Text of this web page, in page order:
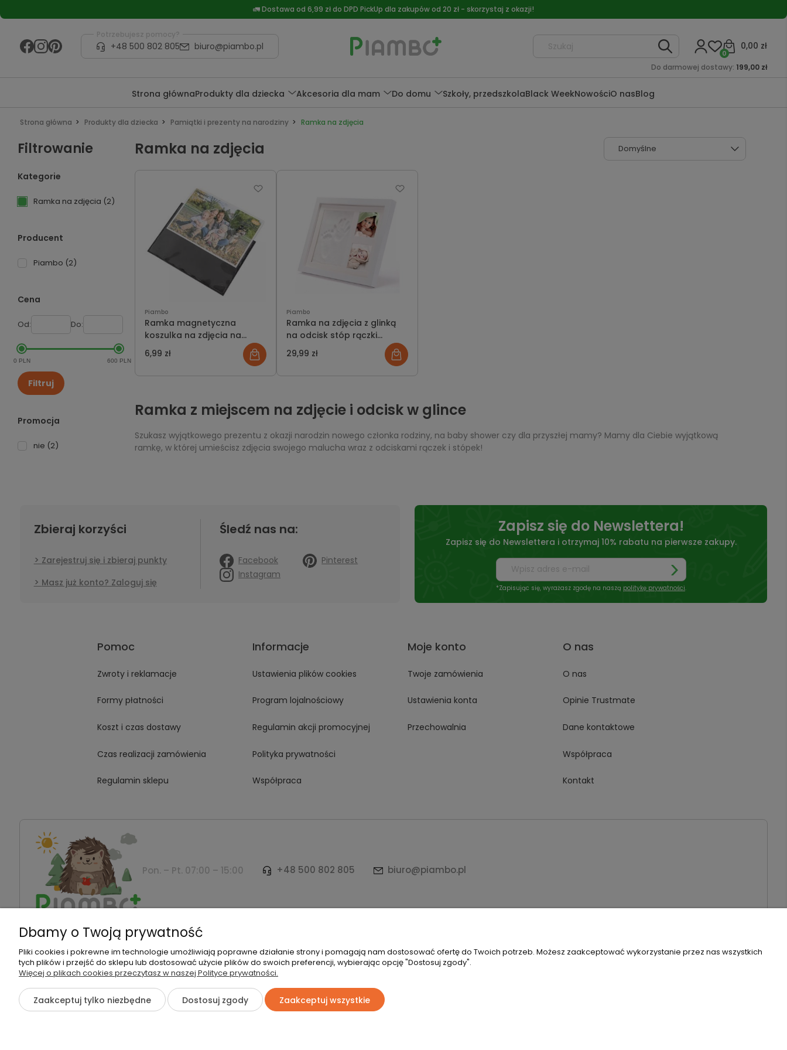
🚛 Dostawa od 6,99 zł do DPD PickUp dla zakupów od 20 zł - skorzystaj z okazji!
Potrzebujesz pomocy?
+48 500 802 805 biuro@piambo.pl
Do darmowej dostawy: 199,00 zł
0,00 zł
0
Strona głównaProdukty dla dziecka Akcesoria dla mam Do domu Szkoły, przedszkolaBlack WeekNowościO nasBlog
Strona główna Produkty dla dziecka Pamiątki i prezenty na narodziny Ramka na zdjęcia
Filtrowanie
Kategorie
Ramka na zdjęcia (2)
Producent
Piambo (2)
Cena
Od: Do:
0 PLN 600 PLN
Filtruj
Promocja
nie (2)
Ramka na zdjęcia
Piambo
Ramka magnetyczna
koszulka na zdjęcia na
lodówkę
6,99 zł
Piambo
Ramka na zdjęcia z glinką
na odcisk stóp rączki
prezent na narodziny dla
niemowlaka OUTLET
29,99 zł
Ramka z miejscem na zdjęcie i odcisk w glince
Szukasz wyjątkowego prezentu z okazji narodzin nowego członka rodziny, na baby shower czy dla przyszłej mamy? Mamy dla Ciebie wyjątkową
ramkę, w której umieścisz zdjęcia swojego malucha wraz z odciskami rączek i stópek!
Zbieraj korzyści
Zarejestruj się i zbieraj punkty
Masz już konto? Zaloguj się
Śledź nas na:
Facebook
Pinterest
Instagram
Zapisz się do Newslettera!
Zapisz się do Newslettera i otrzymaj 10% rabatu na pierwsze zakupy.
*Zapisując się, wyrażasz zgodę na naszą politykę prywatności.
Pomoc
Zwroty i reklamacje
Formy płatności
Koszt i czas dostawy
Czas realizacji zamówienia
Regulamin sklepu
Informacje
Ustawienia plików cookies
Program lojalnościowy
Regulamin akcji promocyjnej
Polityka prywatności
Współpraca
Moje konto
Twoje zamówienia
Ustawienia konta
Przechowalnia
O nas
O nas
Opinie Trustmate
Dane kontaktowe
Współpraca
Kontakt
Pon. – Pt. 07:00 – 15:00 +48 500 802 805 biuro@piambo.pl
Montanus | Piambo - akcesoria dla dzieci i niemowlaków | Łętownia 585, 34-242 Łętownia | NIP: 5521713745 | REGON: 122493940 | Email:
©2026 Wszelkie Prawa Zastrzeżone | Piambo
Sklep internetowy Shoper Premium
Dbamy o Twoją prywatność
Pliki cookies i pokrewne im technologie umożliwiają poprawne działanie strony i pomagają nam dostosować ofertę do Twoich potrzeb. Możesz zaakceptować wykorzystanie przez nas wszystkich
tych plików i przejść do sklepu lub dostosować użycie plików do swoich preferencji, wybierając opcję "Dostosuj zgody".
Więcej o plikach cookies przeczytasz w naszej Polityce prywatności.
Zaakceptuj tylko niezbędne Dostosuj zgody Zaakceptuj wszystkie